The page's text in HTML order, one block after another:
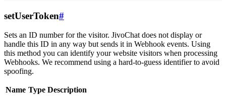
setUserToken#
Sets an ID number for the visitor. JivoChat does not display or
handle this ID in any way but sends it in Webhook events. Using
this method you can identify your website visitors when processing
Webhooks. We recommend using a hard-to-guess identifier to avoid
spoofing.
Name Type Description